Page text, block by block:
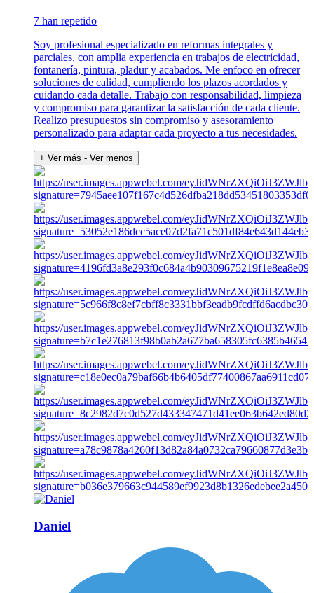
7 han repetido
Soy profesional especializado en reformas integrales y
parciales, con amplia experiencia en trabajos de electricidad,
fontanería, pintura, pladur y acabados. Me enfoco en ofrecer
soluciones de calidad, cumpliendo los plazos acordados y
cuidando cada detalle. Trabajo con responsabilidad, limpieza
y compromiso para garantizar la satisfacción de cada cliente.
Realizo presupuestos sin compromiso y asesoramiento
personalizado para adaptar cada proyecto a tus necesidades.
+ Ver más - Ver menos
Daniel